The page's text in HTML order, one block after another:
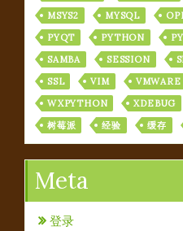
MSYS2
MYSQL
PYQT
PYTHON
SAMBA
SESSION
SSL
VIM VMWARE
WXPYTHON
XDEBUG
树莓派
经验 缓存
Meta
登录